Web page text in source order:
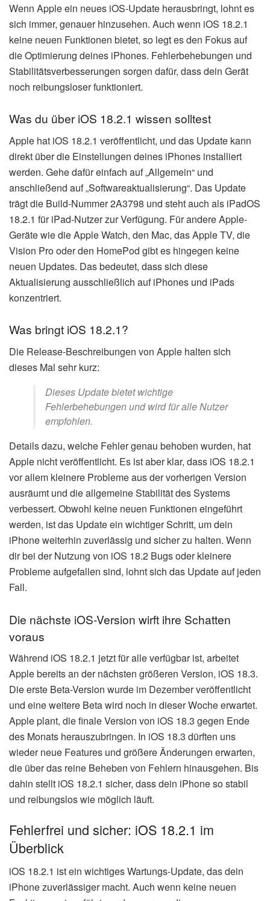
Wenn Apple ein neues iOS-Update herausbringt, lohnt es
sich immer, genauer hinzusehen. Auch wenn iOS 18.2.1
keine neuen Funktionen bietet, so legt es den Fokus auf
die Optimierung deines iPhones. Fehlerbehebungen und
Stabilitätsverbesserungen sorgen dafür, dass dein Gerät
noch reibungsloser funktioniert.
Was du über iOS 18.2.1 wissen solltest
Apple hat iOS 18.2.1 veröffentlicht, und das Update kann
direkt über die Einstellungen deines iPhones installiert
werden. Gehe dafür einfach auf „Allgemein“ und
anschließend auf „Softwareaktualisierung“. Das Update
trägt die Build-Nummer 2A3798 und steht auch als iPadOS
18.2.1 für iPad-Nutzer zur Verfügung. Für andere Apple-
Geräte wie die Apple Watch, den Mac, das Apple TV, die
Vision Pro oder den HomePod gibt es hingegen keine
neuen Updates. Das bedeutet, dass sich diese
Aktualisierung ausschließlich auf iPhones und iPads
konzentriert.
Was bringt iOS 18.2.1?
Die Release-Beschreibungen von Apple halten sich
dieses Mal sehr kurz:
Dieses Update bietet wichtige
Fehlerbehebungen und wird für alle Nutzer
empfohlen.
Details dazu, welche Fehler genau behoben wurden, hat
Apple nicht veröffentlicht. Es ist aber klar, dass iOS 18.2.1
vor allem kleinere Probleme aus der vorherigen Version
ausräumt und die allgemeine Stabilität des Systems
verbessert. Obwohl keine neuen Funktionen eingeführt
werden, ist das Update ein wichtiger Schritt, um dein
iPhone weiterhin zuverlässig und sicher zu halten. Wenn
dir bei der Nutzung von iOS 18.2 Bugs oder kleinere
Probleme aufgefallen sind, lohnt sich das Update auf jeden
Fall.
Die nächste iOS-Version wirft ihre Schatten
voraus
Während iOS 18.2.1 jetzt für alle verfügbar ist, arbeitet
Apple bereits an der nächsten größeren Version, iOS 18.3.
Die erste Beta-Version wurde im Dezember veröffentlicht
und eine weitere Beta wird noch in dieser Woche erwartet.
Apple plant, die finale Version von iOS 18.3 gegen Ende
des Monats herauszubringen. In iOS 18.3 dürften uns
wieder neue Features und größere Änderungen erwarten,
die über das reine Beheben von Fehlern hinausgehen. Bis
dahin stellt iOS 18.2.1 sicher, dass dein iPhone so stabil
und reibungslos wie möglich läuft.
Fehlerfrei und sicher: iOS 18.2.1 im
Überblick
iOS 18.2.1 ist ein wichtiges Wartungs-Update, das dein
iPhone zuverlässiger macht. Auch wenn keine neuen